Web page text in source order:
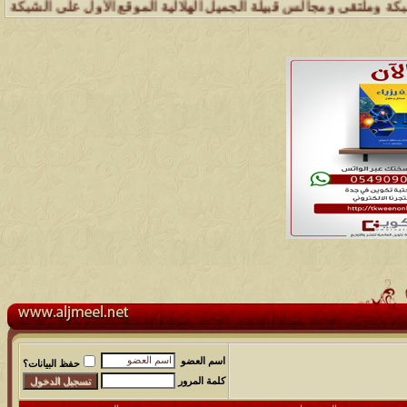
قبيلة الجميل الهلالية الموقع الأول على الشبكة العنكبوتية
اسم العضو
حفظ البيانات؟
كلمة المرور